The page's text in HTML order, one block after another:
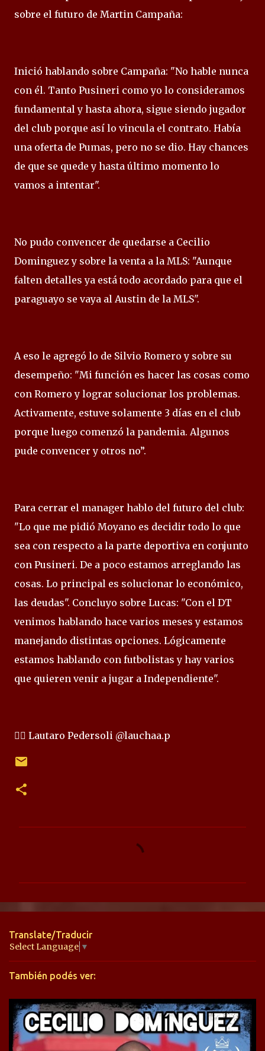
sobre el futuro de Martin Campaña:
Inició hablando sobre Campaña: "No hable nunca
con él. Tanto Pusineri como yo lo consideramos
fundamental y hasta ahora, sigue siendo jugador
del club porque así lo vincula el contrato. Había
una oferta de Pumas, pero no se dio. Hay chances
de que se quede y hasta último momento lo
vamos a intentar".
No pudo convencer de quedarse a Cecilio
Dominguez y sobre la venta a la MLS: "Aunque
falten detalles ya está todo acordado para que el
paraguayo se vaya al Austin de la MLS".
A eso le agregó lo de Silvio Romero y sobre su
desempeño: "Mi función es hacer las cosas como
con Romero y lograr solucionar los problemas.
Activamente, estuve solamente 3 días en el club
porque luego comenzó la pandemia. Algunos
pude convencer y otros no”.
Para cerrar el manager hablo del futuro del club:
"Lo que me pidió Moyano es decidir todo lo que
sea con respecto a la parte deportiva en conjunto
con Pusineri. De a poco estamos arreglando las
cosas. Lo principal es solucionar lo económico,
las deudas". Concluyo sobre Lucas: "Con el DT
venimos hablando hace varios meses y estamos
manejando distintas opciones. Lógicamente
estamos hablando con futbolistas y hay varios
que quieren venir a jugar a Independiente".
✍🏻 Lautaro Pedersoli @lauchaa.p
n
a
r
i
s
Translate/Traducir
Select Language ▼
También podés ver: